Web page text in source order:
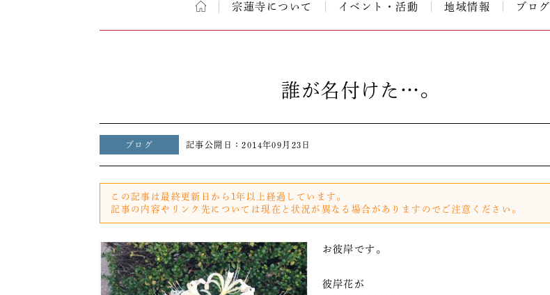
宗蓮寺について イベント・活動 地域情報 ブログ
誰が名付けた…。
ブログ 記事公開日：2014年09月23日
この記事は最終更新日から1年以上経過しています。
記事の内容やリンク先については現在と状況が異なる場合がありますのでご注意ください。
お彼岸です。
彼岸花が